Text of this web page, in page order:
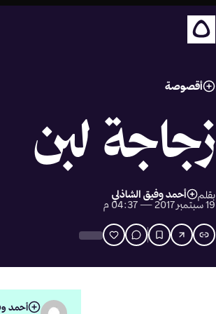
أقصوصة
زجاجة لبن
بقلم
أحمد وفيق الشاذلي
19 سبتمبر 2017 — 04:37 م
أحمد